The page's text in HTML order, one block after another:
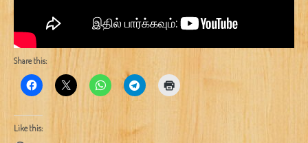
Share this:
Like this: